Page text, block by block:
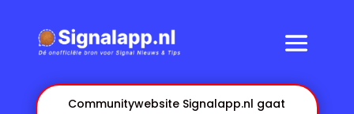
Communitywebsite Signalapp.nl gaat